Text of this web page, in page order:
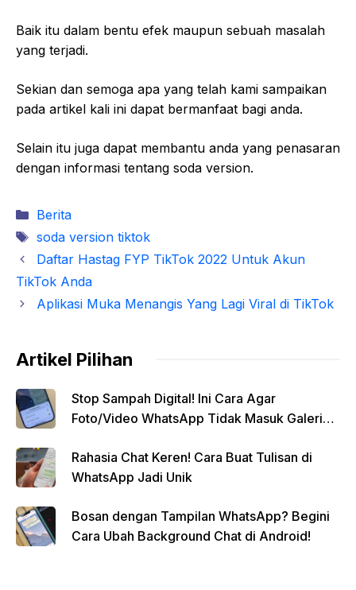
Baik itu dalam bentu efek maupun sebuah masalah
yang terjadi.
Sekian dan semoga apa yang telah kami sampaikan
pada artikel kali ini dapat bermanfaat bagi anda.
Selain itu juga dapat membantu anda yang penasaran
dengan informasi tentang soda version.
Kategori
Berita
Tag
soda version tiktok
Daftar Hastag FYP TikTok 2022 Untuk Akun
TikTok Anda
Aplikasi Muka Menangis Yang Lagi Viral di TikTok
Artikel Pilihan
Stop Sampah Digital! Ini Cara Agar
Foto/Video WhatsApp Tidak Masuk Galeri
Rahasia Chat Keren! Cara Buat Tulisan di
WhatsApp Jadi Unik
Bosan dengan Tampilan WhatsApp? Begini
Cara Ubah Background Chat di Android!